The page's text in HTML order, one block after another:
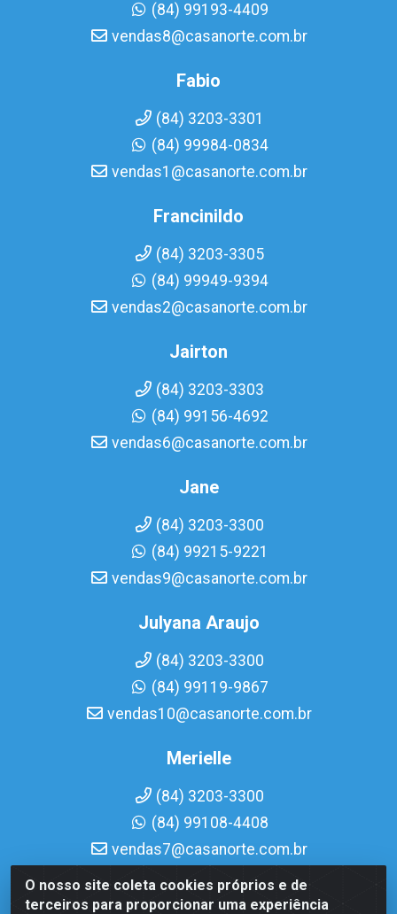
O nosso site coleta cookies próprios e de
terceiros para proporcionar uma experiência
(84) 99193-4409
vendas8@casanorte.com.br
Fabio
(84) 3203-3301
(84) 99984-0834
vendas1@casanorte.com.br
Francinildo
(84) 3203-3305
(84) 99949-9394
vendas2@casanorte.com.br
Jairton
(84) 3203-3303
(84) 99156-4692
vendas6@casanorte.com.br
Jane
(84) 3203-3300
(84) 99215-9221
vendas9@casanorte.com.br
Julyana Araujo
(84) 3203-3300
(84) 99119-9867
vendas10@casanorte.com.br
Merielle
(84) 3203-3300
(84) 99108-4408
vendas7@casanorte.com.br
Casa Norte LTDA - Av. Interventor Mário Câmara, 1815 -